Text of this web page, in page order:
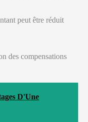
peut être réduit
des compensations
D'Une